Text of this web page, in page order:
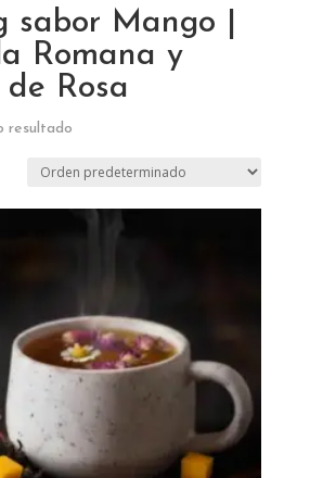
sabor Mango |
Romana y
Rosa
resultado